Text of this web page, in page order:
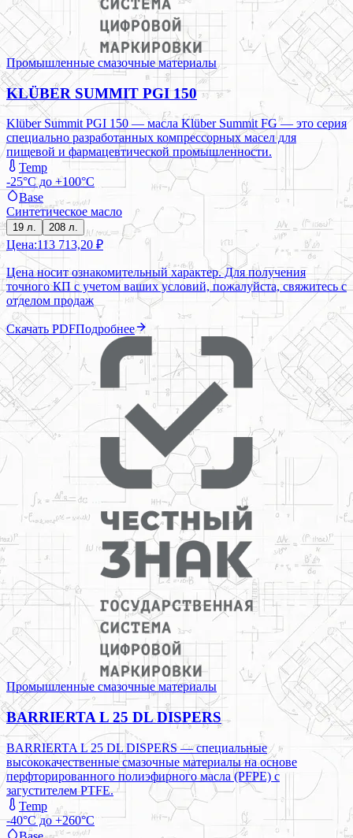
Промышленные смазочные материалы
KLÜBER SUMMIT PGI 150
Klüber Summit PGI 150 — масла Klüber Summit FG — это серия
специально разработанных компрессорных масел для
пищевой и фармацевтической промышленности.
Temp
-25°C до +100°C
Base
Синтетическое масло
19 л. 208 л.
Цена:113 713,20 ₽
Цена носит ознакомительный характер. Для получения
точного КП с учетом ваших условий, пожалуйста, свяжитесь с
отделом продаж
Скачать PDFПодробнее
Промышленные смазочные материалы
BARRIERTA L 25 DL DISPERS
BARRIERTA L 25 DL DISPERS — специальные
высококачественные смазочные материалы на основе
перфторированного полиэфирного масла (PFPE) с
загустителем PTFE.
Temp
-40°C до +260°C